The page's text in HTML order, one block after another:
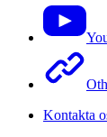
Kontakta